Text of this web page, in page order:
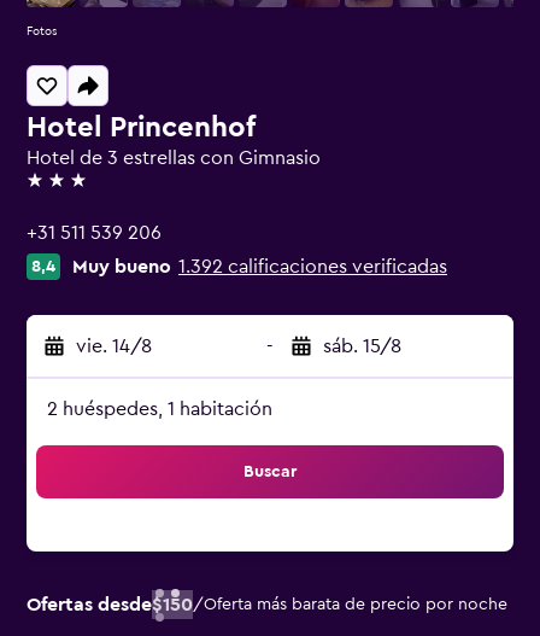
Hotel Princenhof
Hotel de 3 estrellas con Gimnasio
3 estrellas
+31 511 539 206
8,4 Muy bueno 1.392 calificaciones verificadas
vie. 14/8 - sáb. 15/8
2 huéspedes, 1 habitación
Buscar
Ofertas desde$150/Oferta más barata de precio por noche
Fotos